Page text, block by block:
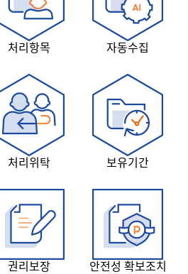
처리항목 자동수집
처리위탁 보유기간
권리보장 안전성 확보조치